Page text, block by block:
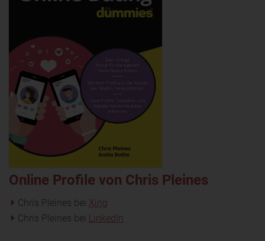
Online Profile von Chris Pleines
Chris Pleines bei Xing
Chris Pleines bei LinkedIn